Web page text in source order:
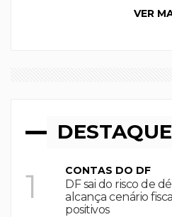
VER
1 CONTAS DO DF
DF sai do risco de
alcança cenário
positivos